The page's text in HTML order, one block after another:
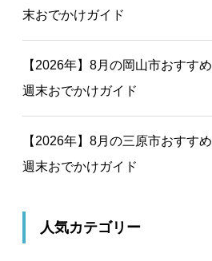
末おでかけガイド
【2026年】8月の岡山市おすす
週末おでかけガイド
【2026年】8月の三原市おすす
週末おでかけガイド
人気カテゴリー